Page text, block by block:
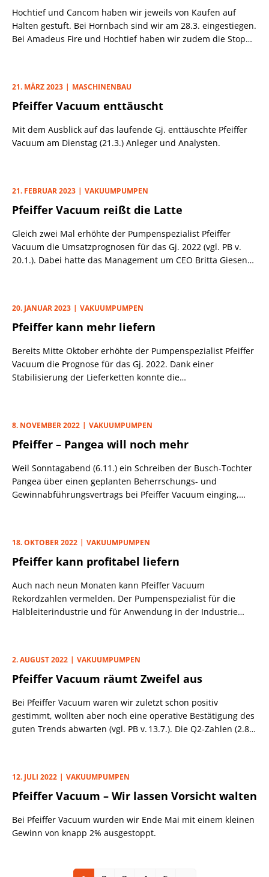
Hochtief und Cancom haben wir jeweils von Kaufen auf
Halten gestuft. Bei Hornbach sind wir am 28.3. eingestiegen.
Bei Amadeus Fire und Hochtief haben wir zudem die Stopps
21. MÄRZ 2023 MASCHINENBAU
Pfeiffer Vacuum enttäuscht
Mit dem Ausblick auf das laufende Gj. enttäuschte Pfeiffer
Vacuum am Dienstag (21.3.) Anleger und Analysten.
21. FEBRUAR 2023 VAKUUMPUMPEN
Pfeiffer Vacuum reißt die Latte
Gleich zwei Mal erhöhte der Pumpenspezialist Pfeiffer
Vacuum die Umsatzprognosen für das Gj. 2022 (vgl. PB v.
20.1.). Dabei hatte das Management um CEO Britta Giesen
20. JANUAR 2023 VAKUUMPUMPEN
Pfeiffer kann mehr liefern
Bereits Mitte Oktober erhöhte der Pumpenspezialist Pfeiffer
Vacuum die Prognose für das Gj. 2022. Dank einer
Stabilisierung der Lieferketten konnte die
8. NOVEMBER 2022 VAKUUMPUMPEN
Pfeiffer – Pangea will noch mehr
Weil Sonntagabend (6.11.) ein Schreiben der Busch-Tochter
Pangea über einen geplanten Beherrschungs- und
Gewinnabführungsvertrags bei Pfeiffer Vacuum einging,
satte 25% nach oben.
18. OKTOBER 2022 VAKUUMPUMPEN
Pfeiffer kann profitabel liefern
Auch nach neun Monaten kann Pfeiffer Vacuum
Rekordzahlen vermelden. Der Pumpenspezialist für die
Halbleiterindustrie und für Anwendung in der Industrie
die Marge mit 14,1% (Vj.: 12,9%) wieder über dem
bestätigten Jahresziel von „rd. 14%“ lag.
2. AUGUST 2022 VAKUUMPUMPEN
Pfeiffer Vacuum räumt Zweifel aus
Bei Pfeiffer Vacuum waren wir zuletzt schon positiv
gestimmt, wollten aber noch eine operative Bestätigung des
guten Trends abwarten (vgl. PB v. 13.7.). Die Q2-Zahlen (2.8.)
Halbleiterindustrie zum Hj. auf bemerkenswerte 1,32 (Vj.:
1,15).
12. JULI 2022 VAKUUMPUMPEN
Pfeiffer Vacuum – Wir lassen Vorsicht walten
Bei Pfeiffer Vacuum wurden wir Ende Mai mit einem kleinen
Gewinn von knapp 2% ausgestoppt.